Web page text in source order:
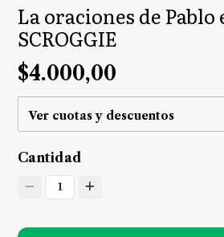
La oraciones de Pablo
SCROGGIE
$4.000,00
Ver cuotas y descuentos
Cantidad
1